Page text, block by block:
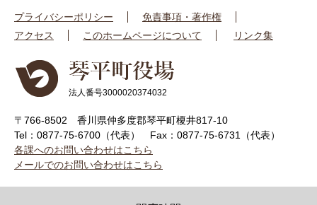
プライバシーポリシー
免責事項・著作権
アクセス
このホームページについて リンク集
法人番号3000020374032
〒766-8502 香川県仲多度郡琴平町榎井817-10
Tel：0877-75-6700（代表）
Fax：0877-75-6731（代表）
各課へのお問い合わせはこちら
メールでのお問い合わせはこちら